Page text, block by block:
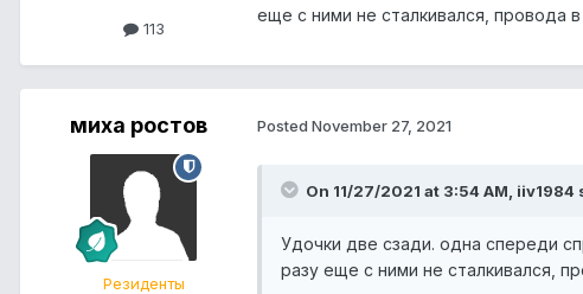
113
еще с ними не сталкивался, провода
миха ростов
Резиденты
Posted November 27, 2021
On 11/27/2021 at 3:54 AM, iiv1984
Удочки две сзади. одна спереди
разу еще с ними не сталкивался,